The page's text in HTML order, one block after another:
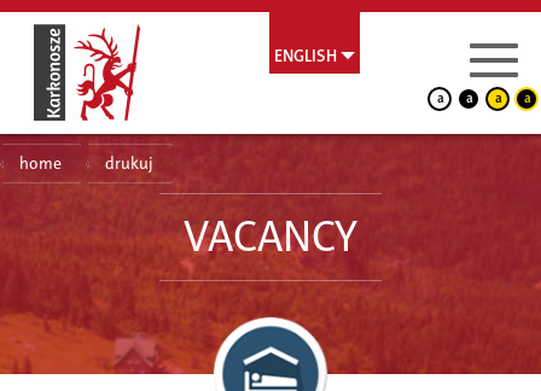
ENGLISH
a a a a
home drukuj
VACANCY